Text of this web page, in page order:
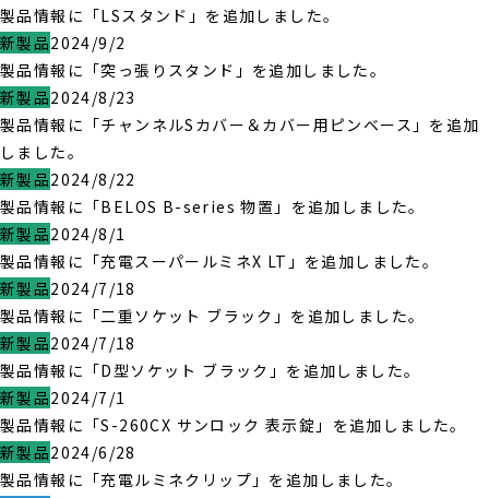
製品情報に「LSスタンド」を追加しました。
新製品2024/9/2
製品情報に「突っ張りスタンド」を追加しました。
新製品2024/8/23
製品情報に「チャンネルSカバー＆カバー用ピンベース」を追加
しました。
新製品2024/8/22
製品情報に「BELOS B-series 物置」を追加しました。
新製品2024/8/1
製品情報に「充電スーパールミネX LT」を追加しました。
新製品2024/7/18
製品情報に「二重ソケット ブラック」を追加しました。
新製品2024/7/18
製品情報に「D型ソケット ブラック」を追加しました。
新製品2024/7/1
製品情報に「S-260CX サンロック 表示錠」を追加しました。
新製品2024/6/28
製品情報に「充電ルミネクリップ」を追加しました。